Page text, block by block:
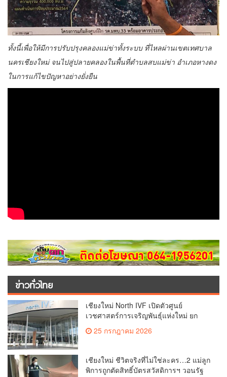
ทั้งนี้เพื่อให้มีการปรับปรุงคลองแม่ข่าทั้งระบบ ที่ไหลผ่านเขตเทศบาล
นครเชียงใหม่ จนไปสู่ปลายคลองในพื้นที่ตำบลสบแม่ข่า อำเภอหางดง
ในการแก้ไขปัญหาอย่างยั่งยืน
ข่าวทั่วไทย
เชียงใหม่ North IVF เปิดตัวศูนย์
เวชศาสตร์การเจริญพันธุ์แห่งใหม่ ยก
ระดับเชียงใหม่สู่ ศูนย์กลางการรักษาผู้มี
บุตรยากของภูมิภาค(คลิป)
25 กรกฎาคม 2026
เชียงใหม่ ชีวิตจริงที่ไม่ใช่ละคร…2 แม่ลูก
พิการถูกตัดสิทธิ์บัตรสวัสดิการฯ วอนรัฐ